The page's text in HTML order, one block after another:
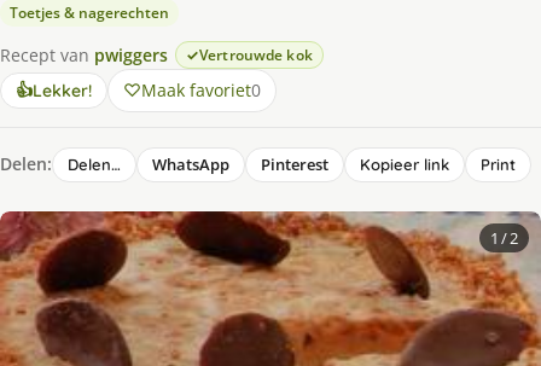
Toetjes & nagerechten
Recept van pwiggers Vertrouwde kok
👍Lekker! Maak favoriet0
Delen: Delen… WhatsApp Pinterest Kopieer link Print
1 / 2